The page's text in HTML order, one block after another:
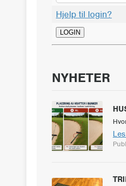
Hjelp til login?
NYHETER